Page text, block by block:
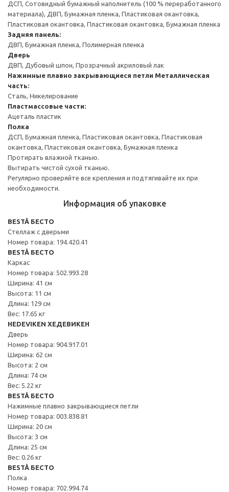
ДСП, Сотовидный бумажный наполнитель (100 % переработанного
материала), ДВП, Бумажная пленка, Пластиковая окантовка,
Пластиковая окантовка, Пластиковая окантовка, Бумажная пленка
Задняя панель:
ДВП, Бумажная пленка, Полимерная пленка
Дверь
ДВП, Дубовый шпон, Прозрачный акриловый лак
Нажимные плавно закрывающиеся петли Металлическая
часть:
Сталь, Никелирование
Пластмассовые части:
Ацеталь пластик
Полка
ДСП, Бумажная пленка, Пластиковая окантовка, Пластиковая
окантовка, Пластиковая окантовка, Бумажная пленка
Протирать влажной тканью.
Вытирать чистой сухой тканью.
Регулярно проверяйте все крепления и подтягивайте их при
необходимости.
Информация об упаковке
BESTÅ БЕСТО
Стеллаж с дверьми
Номер товара: 194.420.41
BESTÅ БЕСТО
Каркас
Номер товара: 502.993.28
Ширина: 41 см
Высота: 11 см
Длина: 129 см
Вес: 17.65 кг
HEDEVIKEN ХЕДЕВИКЕН
Дверь
Номер товара: 904.917.01
Ширина: 62 см
Высота: 2 см
Длина: 74 см
Вес: 5.22 кг
BESTÅ БЕСТО
Нажимные плавно закрывающиеся петли
Номер товара: 003.838.81
Ширина: 20 см
Высота: 3 см
Длина: 25 см
Вес: 0.26 кг
BESTÅ БЕСТО
Полка
Номер товара: 702.994.74